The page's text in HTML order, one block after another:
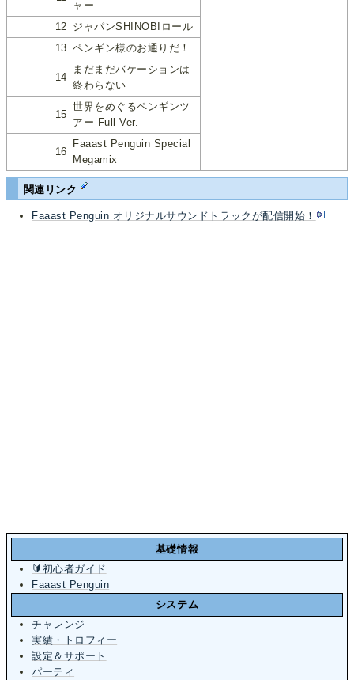
ャー
12 ジャパンSHINOBIロール
13 ペンギン様のお通りだ！
14
まだまだバケーションは
終わらない
15
世界をめぐるペンギンツ
アー Full Ver.
16
Faaast Penguin Special
Megamix
関連リンク
Faaast Penguin オリジナルサウンドトラックが配信開始！
基礎情報
🔰初心者ガイド
Faaast Penguin
システム
チャレンジ
実績・トロフィー
設定＆サポート
パーティ